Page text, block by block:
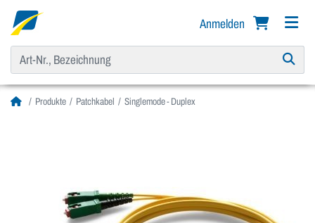
Anmelden
Produkte Patchkabel Singlemode - Duplex